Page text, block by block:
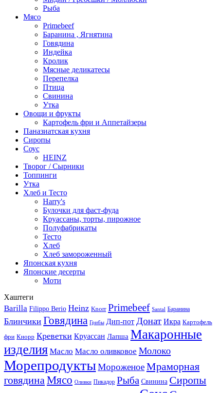
Рыба
Мясо
Primebeef
Баранина , Ягнятина
Говядина
Индейка
Кролик
Мясные деликатесы
Перепелка
Птица
Свинина
Утка
Овощи и фрукты
Картофель фри и Аппетайзеры
Паназиатская кухня​
Сиропы
Соус
HEINZ
Творог / Сырники
Топпинги
Утка
Хлеб и Тесто
Harry's
Булочки для фаст-фуда
Круассаны, торты, пирожное
Полуфабрикаты
Тесто
Хлеб
Хлеб замороженный
Японская кухня
Японские десерты
Моти
Хаштеги
Barilla Filippo Berio Heinz Knorr Primebeef Santal Баранина
Блинчики Говядина Грибы Дип-пот Донат Икра Картофель
фри Кнорр Креветки Круассан Лапша Макаронные
изделия Масло Масло оливковое Молоко
МорепродуктыМороженоеМраморная
говядинаМясо Оливки Пикадор Рыба Свинина Сиропы